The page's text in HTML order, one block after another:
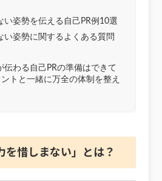
い姿勢を伝える自己PR例10選
い姿勢に関するよくある質問
伝わる自己PRの準備はできて
トと一緒に万全の体制を整え
を惜しまない」とは？